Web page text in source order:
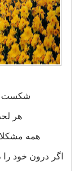
شکست
هر
همه
اگر درون خود